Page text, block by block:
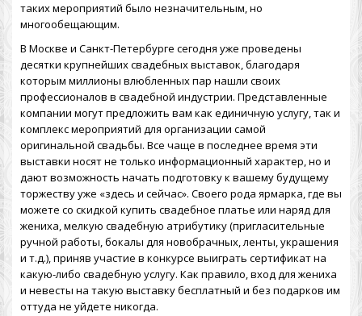
таких мероприятий было незначительным, но
многообещающим.
В Москве и Санкт-Петербурге сегодня уже проведены
десятки крупнейших свадебных выставок, благодаря
которым миллионы влюбленных пар нашли своих
профессионалов в свадебной индустрии. Представленные
компании могут предложить вам как единичную услугу, так и
комплекс мероприятий для организации самой
оригинальной свадьбы. Все чаще в последнее время эти
выставки носят не только информационный характер, но и
дают возможность начать подготовку к вашему будущему
торжеству уже «здесь и сейчас». Своего рода ярмарка, где вы
можете со скидкой купить свадебное платье или наряд для
жениха, мелкую свадебную атрибутику (пригласительные
ручной работы, бокалы для новобрачных, ленты, украшения
и т.д.), приняв участие в конкурсе выиграть сертификат на
какую-либо свадебную услугу. Как правило, вход для жениха
и невесты на такую выставку бесплатный и без подарков им
оттуда не уйдете никогда.